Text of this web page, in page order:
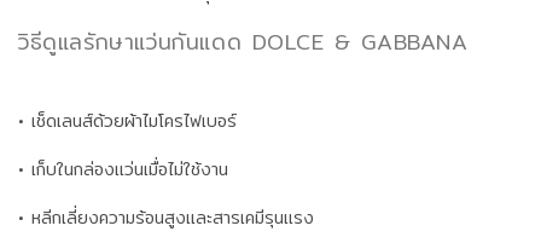
วิธีดูแลรักษาแว่นกันแดด DOLCE & GABBANA
• เช็ดเลนส์ด้วยผ้าไมโครไฟเบอร์
• เก็บในกล่องแว่นเมื่อไม่ใช้งาน
• หลีกเลี่ยงความร้อนสูงและสารเคมีรุนแรง